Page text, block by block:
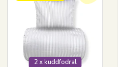
2 x kuddfodral